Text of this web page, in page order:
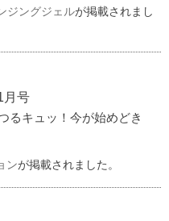
ジングジェルが掲載されまし
号
るキュッ！今が始めどき
ンが掲載されました。